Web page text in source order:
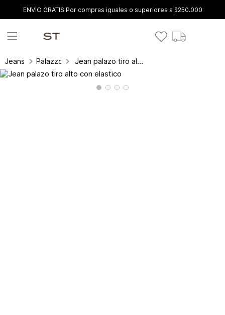
ENVÍO GRATIS Por compras iguales o superiores a $250.000
Jeans Palazzo Jean palazo tiro alto con elastico